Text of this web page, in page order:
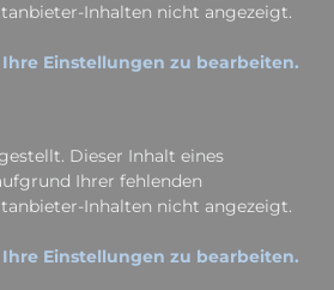
Inhalten nicht angezeigt.
Einstellungen zu bearbeiten.
Dieser Inhalt eines
Ihrer fehlenden
Inhalten nicht angezeigt.
Einstellungen zu bearbeiten.